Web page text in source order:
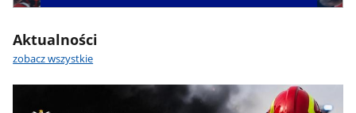
Aktualności
zobacz wszystkie